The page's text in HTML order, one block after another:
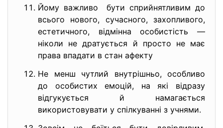
Йому важливо бути сприйнятливим до
всього нового, сучасного, захопливого,
естетичного, відмінна особистість —
ніколи не дратується й просто не має
права впадати в стан афекту
Не менш чутлий внутрішньо, особливо
до особистих емоцій, на які відразу
відгукується й намагається
використовувати у спілкуванні з учнями.